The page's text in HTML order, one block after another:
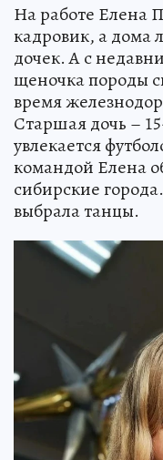
На работе Елена
кадровик, а дома
дочек. А с
щеночка породы
время
Старшая дочь –
увлекается
командой Елена
сибирские
выбрала танцы.